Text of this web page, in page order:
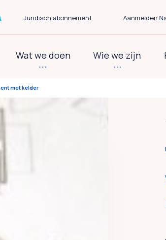
Juridisch abonnement Aanmelden
Wat we doen Wie we zijn
met kelder